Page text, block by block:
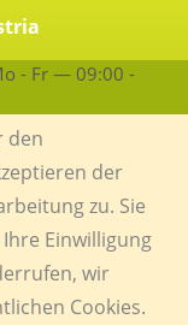
- Fr — 09:00 -
den
der
zu. Sie
Einwilligung
wir
Cookies.